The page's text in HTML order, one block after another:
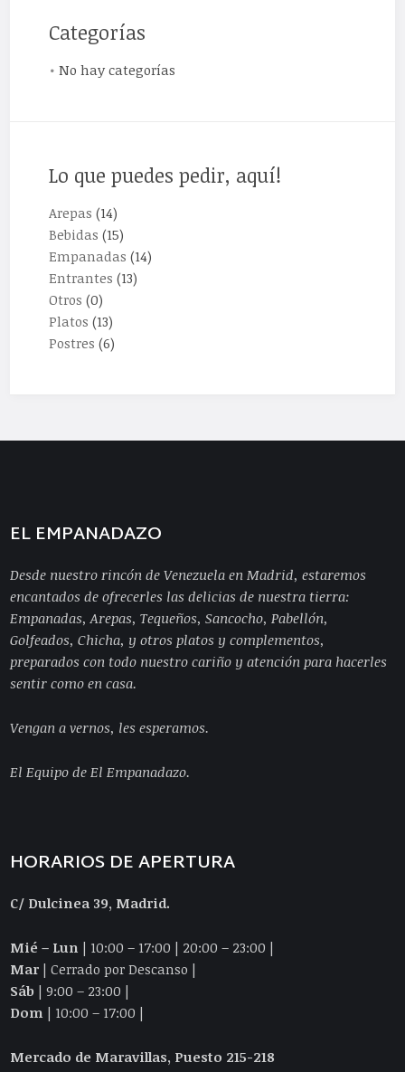
Categorías
No hay categorías
Lo que puedes pedir, aquí!
Arepas (14)
Bebidas (15)
Empanadas (14)
Entrantes (13)
Otros (0)
Platos (13)
Postres (6)
EL EMPANADAZO
Desde nuestro rincón de Venezuela en Madrid, estaremos
encantados de ofrecerles las delicias de nuestra tierra:
Empanadas, Arepas, Tequeños, Sancocho, Pabellón,
Golfeados, Chicha, y otros platos y complementos,
preparados con todo nuestro cariño y atención para hacerles
sentir como en casa.
Vengan a vernos, les esperamos.
El Equipo de El Empanadazo.
HORARIOS DE APERTURA
C/ Dulcinea 39, Madrid.
Mié – Lun | 10:00 – 17:00 | 20:00 – 23:00 |
Mar | Cerrado por Descanso |
Sáb | 9:00 – 23:00 |
Dom | 10:00 – 17:00 |
Mercado de Maravillas, Puesto 215-218